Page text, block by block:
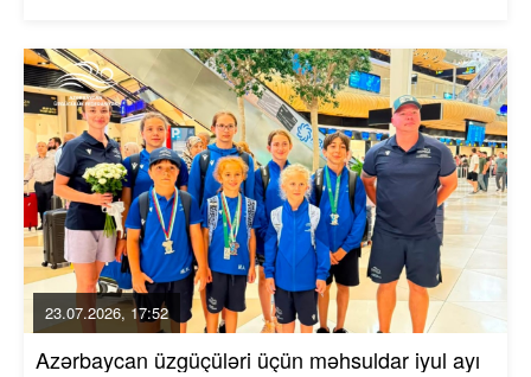
23.07.2026, 17:52
Azərbaycan üzgüçüləri üçün məhsuldar iyul ayı